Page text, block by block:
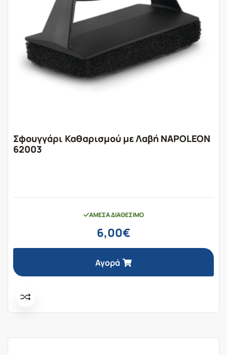
Σφουγγάρι Καθαρισμού με Λαβή NAPOLEON
62003
ΆΜΕΣΑ ΔΙΑΘΈΣΙΜΟ
6,00€
Αγορά